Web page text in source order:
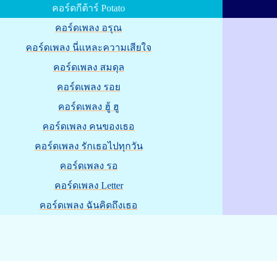
คอร์ดกีต้าร์ Potato
คอร์ดเพลง อรุณ
คอร์ดเพลง นี่แหละความเสียใจ
คอร์ดเพลง สมดุล
คอร์ดเพลง รอย
คอร์ดเพลง ฮู้ ฮู
คอร์ดเพลง คนของเธอ
คอร์ดเพลง รักเธอไปทุกวัน
คอร์ดเพลง รอ
คอร์ดเพลง Letter
คอร์ดเพลง ฉันคิดถึงเธอ